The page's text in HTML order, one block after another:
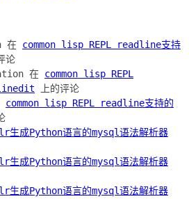
在 common lisp REPL readline支持
论
在 common lisp REPL
linedit 上的评论
common lisp REPL readline支持的
生成Python语言的mysql语法解析器
生成Python语言的mysql语法解析器
生成Python语言的mysql语法解析器